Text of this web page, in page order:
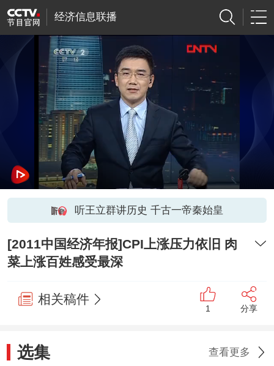
经济信息联播
听王立群讲历史 千古一帝秦始皇
[2011中国经济年报]CPI上涨压力依旧 肉
菜上涨百姓感受最深
相关稿件
1 分享
选集 查看更多